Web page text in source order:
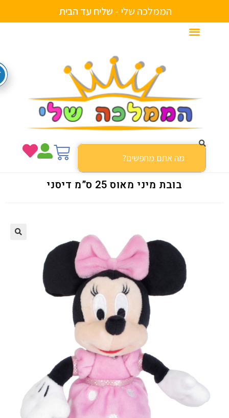
הממלכה שלי -ש לי חעד הבי ת
בובת מיני מאוס 25 ס”מ דיסני